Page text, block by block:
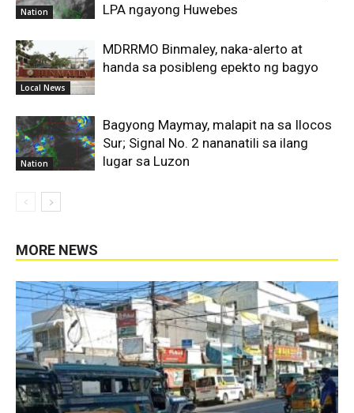
Nation
LPA ngayong Huwebes
Local News
MDRRMO Binmaley, naka-alerto at
handa sa posibleng epekto ng bagyo
Nation
Bagyong Maymay, malapit na sa Ilocos
Sur; Signal No. 2 nananatili sa ilang
lugar sa Luzon
MORE NEWS